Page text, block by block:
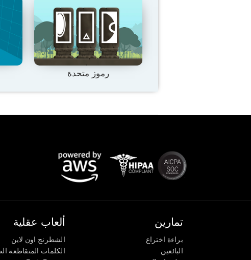
رموز متحدة
ألعاب عقلية
الشطرنج اون لاين
الكلمات المتقاطعة
تمارين
براءة اختراع
البائعين